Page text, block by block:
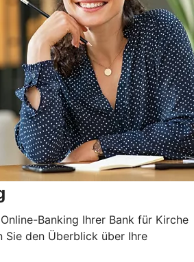
Banking Ihrer Bank für Kirche
Sie den Überblick über Ihre